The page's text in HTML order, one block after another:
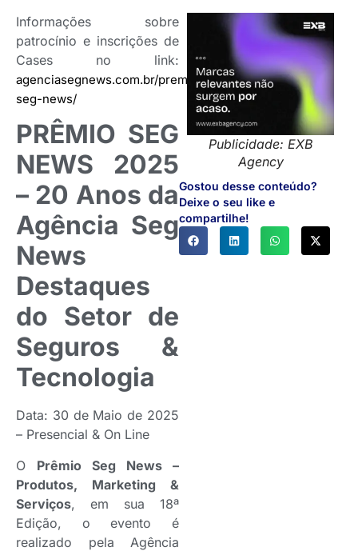
Publicidade: EXB
Agency
Gostou desse conteúdo?
Deixe o seu like e
compartilhe!
Informações sobre
patrocínio e inscrições de
Cases no link:
agenciasegnews.com.br/premio-
seg-news/
PRÊMIO SEG
NEWS 2025
– 20 Anos da
Agência Seg
News
Destaques
do Setor de
Seguros &
Tecnologia
Data: 30 de Maio de 2025
– Presencial & On Line
O Prêmio Seg News –
Produtos, Marketing &
Serviços, em sua 18ª
Edição, o evento é
realizado pela Agência